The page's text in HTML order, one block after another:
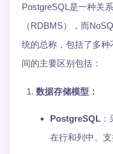
PostgreSQL是一种关
（RDBMS），而
统的总称，包括了多
间的主要区别包括：
数据存储模型 ：
PostgreSQL
在行和列中。支